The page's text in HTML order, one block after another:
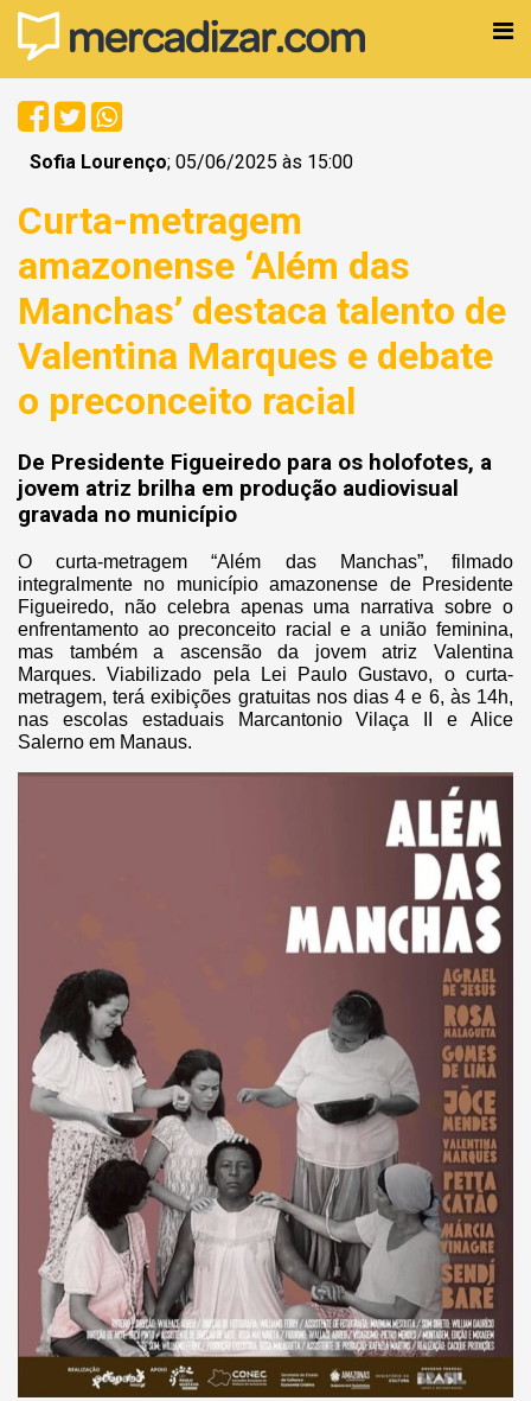
Sofia Lourenço; 05/06/2025 às 15:00
Curta-metragem
amazonense ‘Além das
Manchas’ destaca talento de
Valentina Marques e debate
o preconceito racial
De Presidente Figueiredo para os holofotes, a
jovem atriz brilha em produção audiovisual
gravada no município
O curta-metragem “Além das Manchas”, filmado
integralmente no município amazonense de Presidente
Figueiredo, não celebra apenas uma narrativa sobre o
enfrentamento ao preconceito racial e a união feminina,
mas também a ascensão da jovem atriz Valentina
Marques. Viabilizado pela Lei Paulo Gustavo, o curta-
metragem, terá exibições gratuitas nos dias 4 e 6, às 14h,
nas escolas estaduais Marcantonio Vilaça II e Alice
Salerno em Manaus.